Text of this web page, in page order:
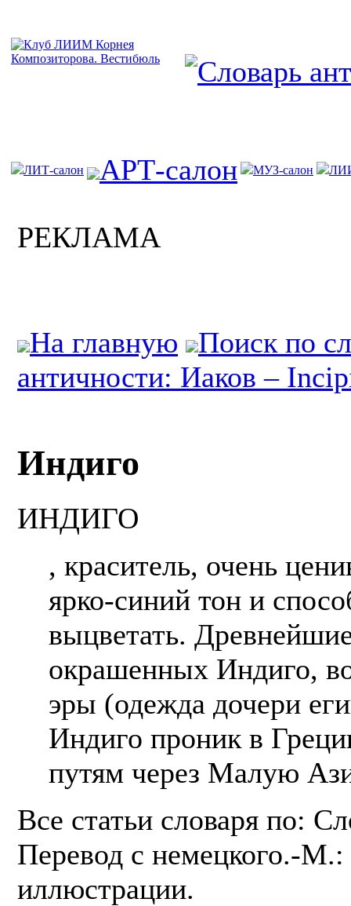
ЛИТ-салон АРТ-салон МУЗ-салон
РЕКЛАМА
На главную
Поиск по
античности: Иаков –
Индиго
ИНДИГО
, краситель, очень
ярко-синий тон и
выцветать.
окрашенных Индиго,
эры (одежда дочери
Индиго проник в
путям через Малую
Все статьи словаря по:
Перевод с немецкого.-
иллюстрации.